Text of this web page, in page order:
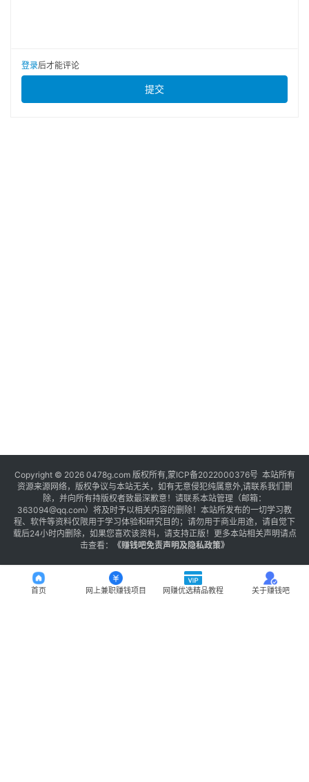
登录后才能评论
提交
Copyright © 2026 0478g.com 版权所有,蒙ICP备2022000376号 本站所有
资源来源网络，版权争议与本站无关，如有无意侵犯纯属意外,请联系我们删
除，并向所有持版权者致最深歉意！请联系本站管理（邮箱：
363094@qq.com）将及时予以相关内容的删除！本站所发布的一切学习教
程、软件等资料仅限用于学习体验和研究目的；请勿用于商业用途，请自觉下
载后24小时内删除，如果您喜欢该资料，请支持正版！更多本站相关声明请点
击查看：
《赚钱吧免责声明及隐私政策》
首页 网上兼职赚钱项目 网赚优选精品教程 关于赚钱吧